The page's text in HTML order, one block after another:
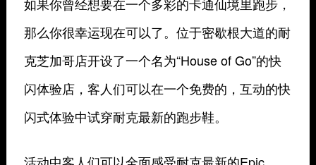
那么你很幸运现在可以了。位于密歇根大道的耐
克芝加哥店开设了一个名为“House of Go”的快
闪体验店，客人们可以在一个免费的，互动的快
闪式体验中试穿耐克最新的跑步鞋。